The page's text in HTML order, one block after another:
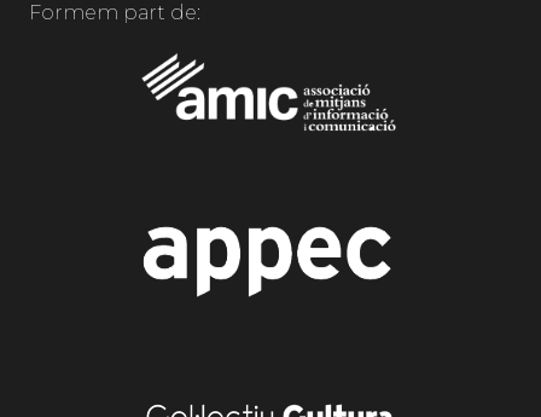
Formem part de: